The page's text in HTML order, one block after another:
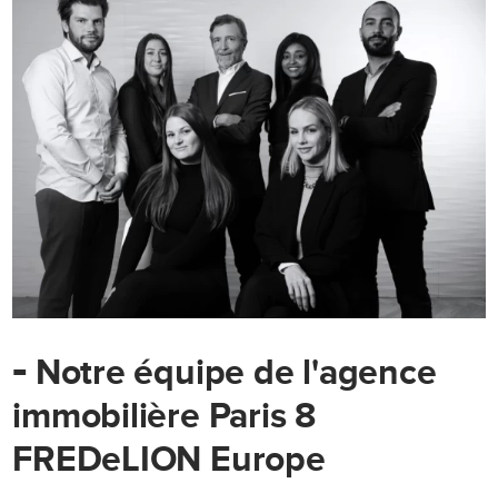
- Notre équipe de l'agence
immobilière Paris 8
FREDeLION Europe